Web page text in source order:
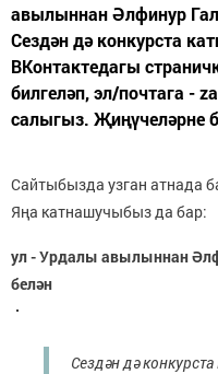
авылыннан Әлфинур
Сездән дә конкурста
ВКонтактедагы
билгеләп, эл/почтага -
салыгыз. Җиңүчеләрне
Сайтыбызда узган атнада
Яңа катнашучыбыз да бар:
ул - Урдалы авылыннан
белән
Сездән дә